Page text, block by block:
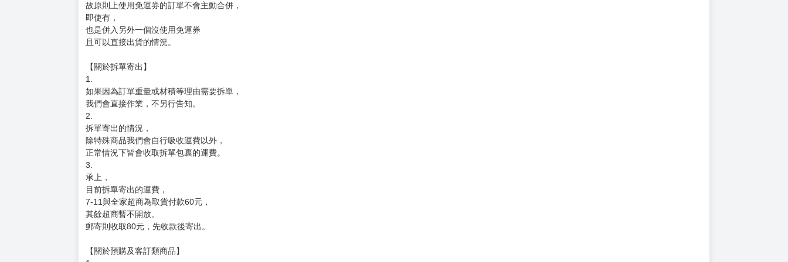
故原則上使用免運券的訂單不會主動合併，
即使有，
也是併入另外一個沒使用免運券
且可以直接出貨的情況。
【關於拆單寄出】
1.
如果因為訂單重量或材積等理由需要拆單，
我們會直接作業，不另行告知。
2.
拆單寄出的情況，
除特殊商品我們會自行吸收運費以外，
正常情況下皆會收取拆單包裹的運費。
3.
承上，
目前拆單寄出的運費，
7-11與全家超商為取貨付款60元，
其餘超商暫不開放。
郵寄則收取80元，先收款後寄出。
【關於預購及客訂類商品】